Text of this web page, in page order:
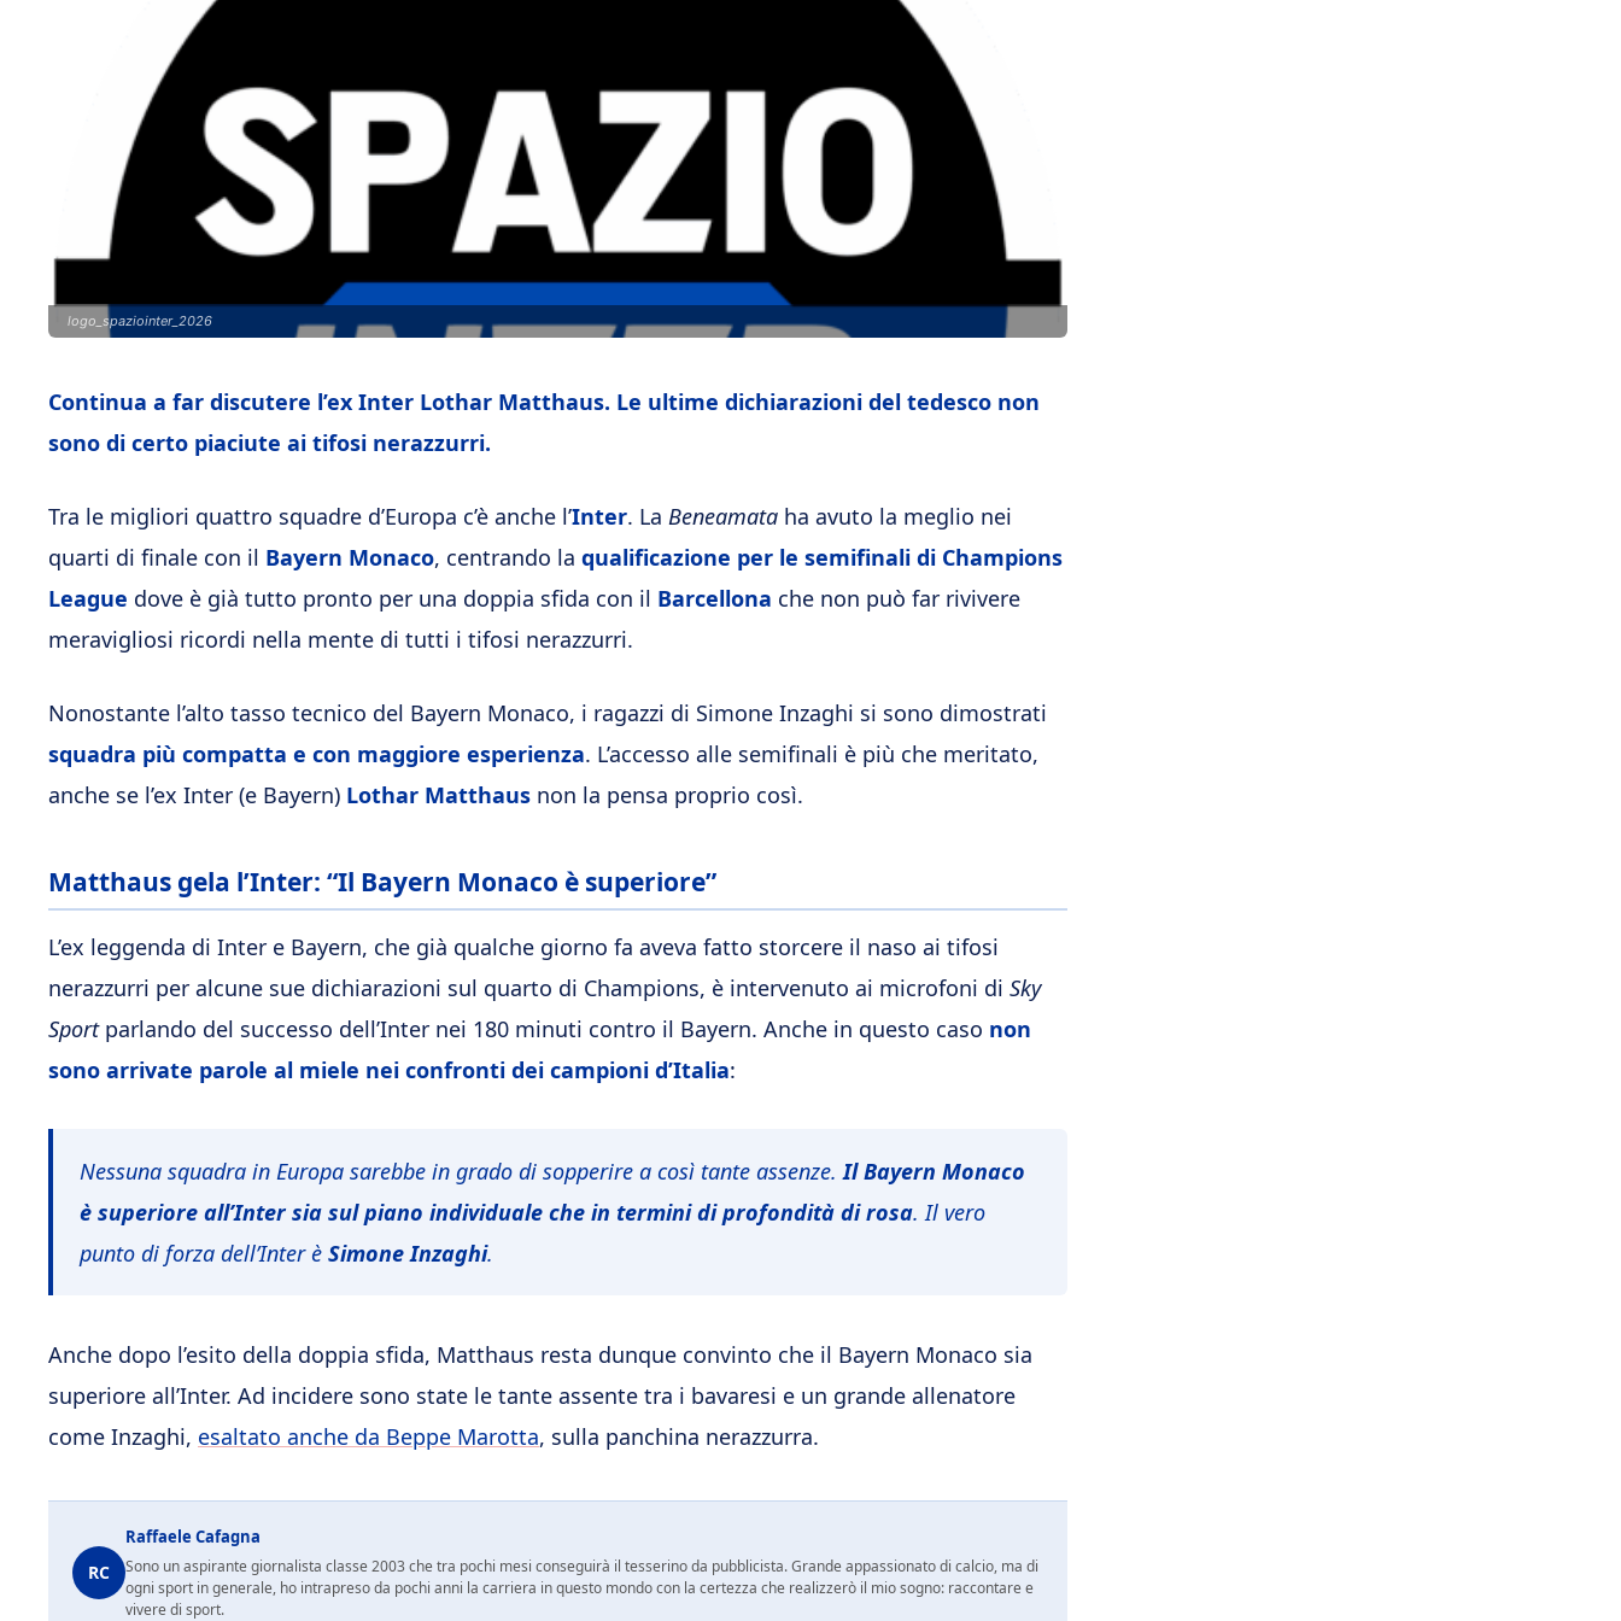
logo_spaziointer_2026
Continua a far discutere l’ex Inter Lothar Matthaus. Le ultime dichiarazioni del tedesco non
sono di certo piaciute ai tifosi nerazzurri.
Tra le migliori quattro squadre d’Europa c’è anche l’Inter. La Beneamata ha avuto la meglio nei
quarti di finale con il Bayern Monaco, centrando la qualificazione per le semifinali di Champions
League dove è già tutto pronto per una doppia sfida con il Barcellona che non può far rivivere
meravigliosi ricordi nella mente di tutti i tifosi nerazzurri.
Nonostante l’alto tasso tecnico del Bayern Monaco, i ragazzi di Simone Inzaghi si sono dimostrati
squadra più compatta e con maggiore esperienza. L’accesso alle semifinali è più che meritato,
anche se l’ex Inter (e Bayern) Lothar Matthaus non la pensa proprio così.
Matthaus gela l’Inter: “Il Bayern Monaco è superiore”
L’ex leggenda di Inter e Bayern, che già qualche giorno fa aveva fatto storcere il naso ai tifosi
nerazzurri per alcune sue dichiarazioni sul quarto di Champions, è intervenuto ai microfoni di Sky
Sportparlando del successo dell’Inter nei 180 minuti contro il Bayern. Anche in questo caso non
sono arrivate parole al miele nei confronti dei campioni d’Italia:
Nessuna squadra in Europa sarebbe in grado di sopperire a così tante assenze.Il Bayern Monaco
è superiore all’Inter sia sul piano individuale che in termini di profondità di rosa. Il vero
punto di forza dell’Inter è Simone Inzaghi.
Anche dopo l’esito della doppia sfida, Matthaus resta dunque convinto che il Bayern Monaco sia
superiore all’Inter. Ad incidere sono state le tante assente tra i bavaresi e un grande allenatore
come Inzaghi, esaltato anche da Beppe Marotta, sulla panchina nerazzurra.
RC
Raffaele Cafagna
Sono un aspirante giornalista classe 2003 che tra pochi mesi conseguirà il tesserino da pubblicista. Grande appassionato di calcio, ma di
ogni sport in generale, ho intrapreso da pochi anni la carriera in questo mondo con la certezza che realizzerò il mio sogno: raccontare e
vivere di sport.